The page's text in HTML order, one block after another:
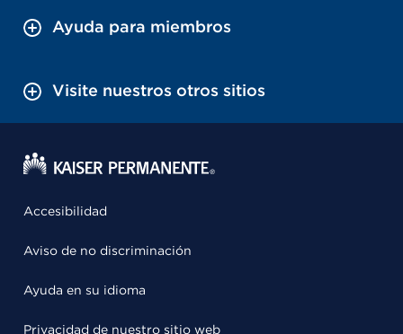
Ayuda para miembros
Visite nuestros otros sitios
Accesibilidad
Aviso de no discriminación
Ayuda en su idioma
Privacidad de nuestro sitio web